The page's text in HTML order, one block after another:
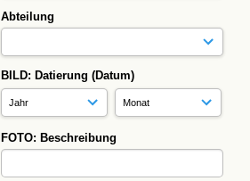
Abteilung
BILD: Datierung (Datum)
FOTO: Beschreibung